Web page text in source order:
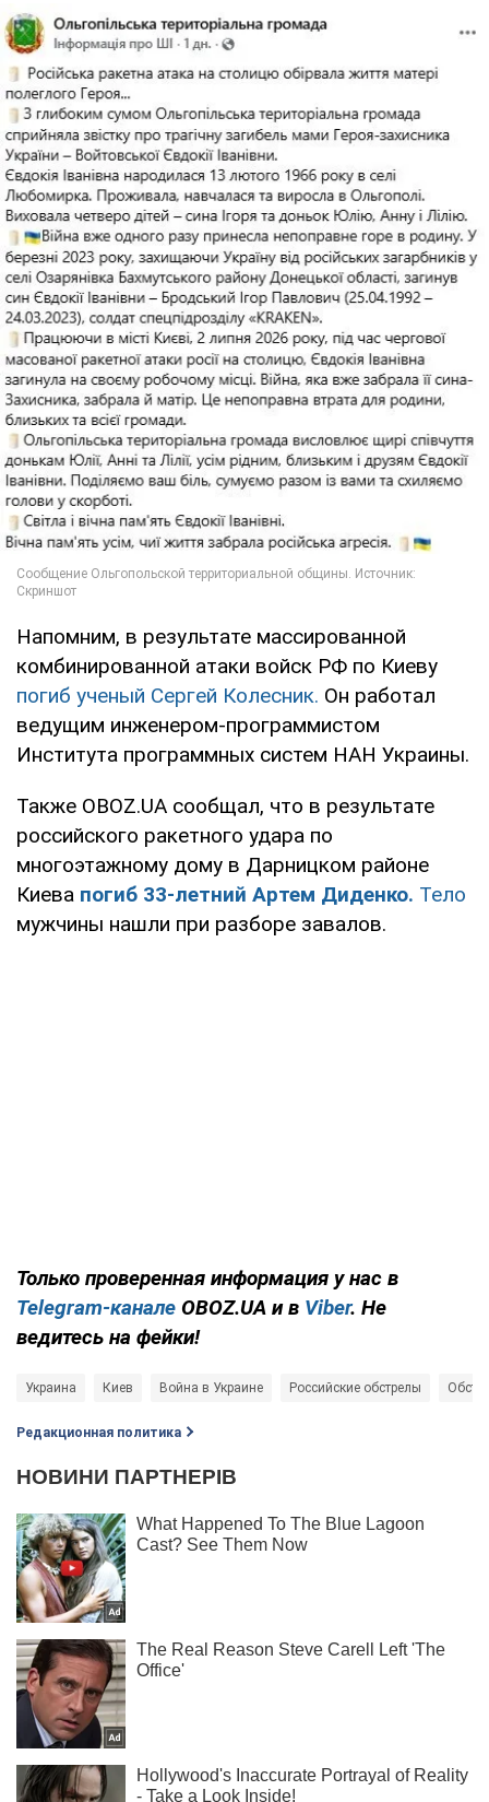
Напомним, в результате массированной
комбинированной атаки войск РФ по Киеву
погиб ученый Сергей Колесник. Он работал
ведущим инженером-программистом
Института программных систем НАН Украины.
Также OBOZ.UA сообщал, что в результате
российского ракетного удара по
многоэтажному дому в Дарницком районе
Киева погиб 33-летний Артем Диденко. Тело
мужчины нашли при разборе завалов.
Только проверенная информация у нас в
Telegram-канале OBOZ.UA и в Viber. Не
ведитесь на фейки!
Украина Киев Война в Украине Российские обстрелы
Редакционная политика